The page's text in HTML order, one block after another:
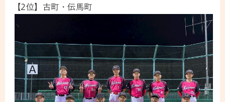
【2位】古町・伝馬町